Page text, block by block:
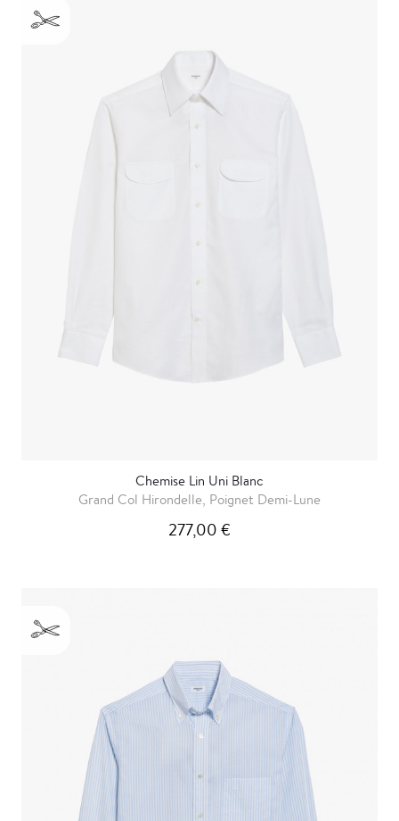
Chemise Lin Uni Blanc
Grand Col Hirondelle, Poignet Demi-Lune
277,00 €